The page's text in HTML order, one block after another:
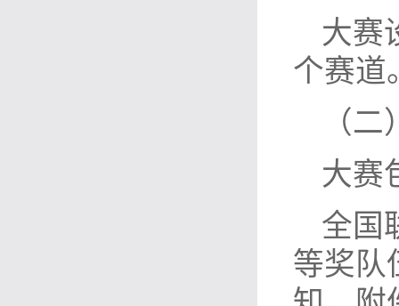
大赛
个赛道
（
大赛
全国
等奖队